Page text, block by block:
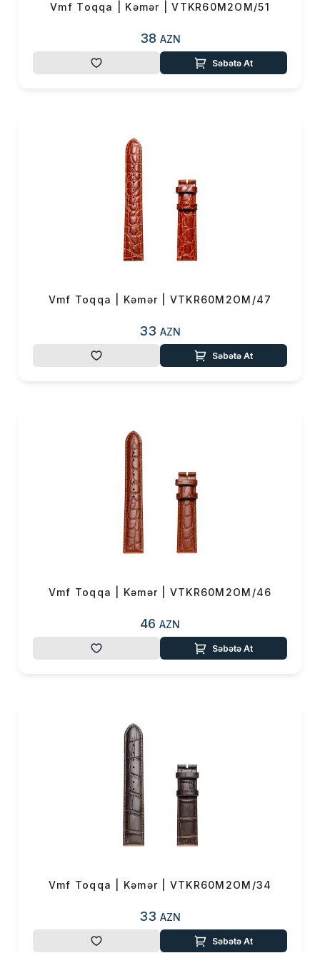
Vmf Toqqa | Kəmər | VTKR60M2OM/51
38 AZN
Səbətə At
Vmf Toqqa | Kəmər | VTKR60M2OM/47
33 AZN
Səbətə At
Vmf Toqqa | Kəmər | VTKR60M2OM/46
46 AZN
Səbətə At
Vmf Toqqa | Kəmər | VTKR60M2OM/34
33 AZN
Səbətə At